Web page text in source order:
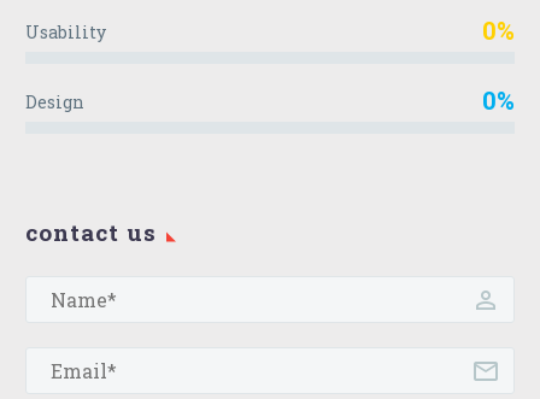
Usability 0%
Design 0%
contact us